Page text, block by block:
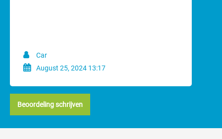
Car
August 25, 2024 13:17
Beoordeling schrijven